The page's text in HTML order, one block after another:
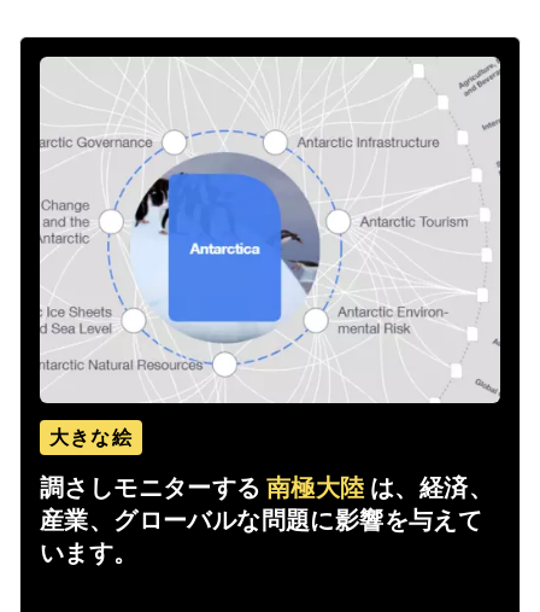
大きな絵
調さしモニターする 南極大陸 は、経済、
産業、グローバルな問題に影響を与えて
います。